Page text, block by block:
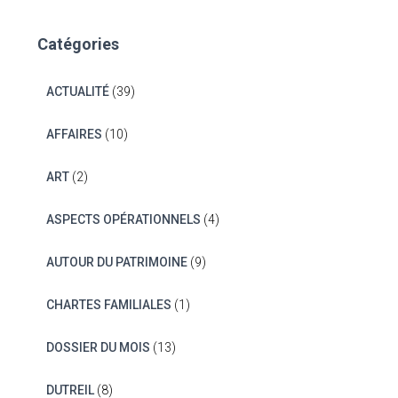
Catégories
ACTUALITÉ(39)
AFFAIRES (10)
ART(2)
ASPECTS OPÉRATIONNELS (4)
AUTOUR DU PATRIMOINE(9)
CHARTES FAMILIALES (1)
DOSSIER DU MOIS (13)
DUTREIL(8)